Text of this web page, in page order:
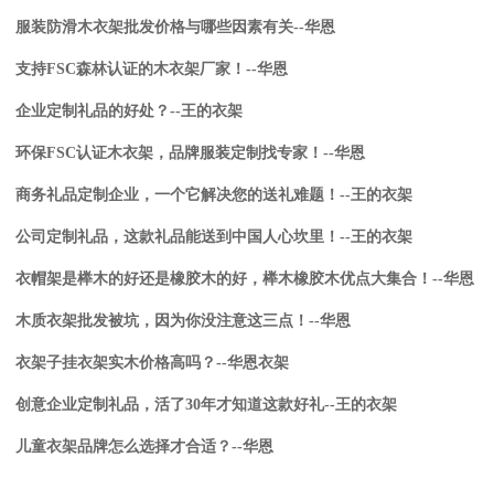
服装防滑木衣架批发价格与哪些因素有关--华恩
支持FSC森林认证的木衣架厂家！--华恩
企业定制礼品的好处？--王的衣架
环保FSC认证木衣架，品牌服装定制找专家！--华恩
商务礼品定制企业，一个它解决您的送礼难题！--王的衣架
公司定制礼品，这款礼品能送到中国人心坎里！--王的衣架
衣帽架是榉木的好还是橡胶木的好，榉木橡胶木优点大集合！--华恩
木质衣架批发被坑，因为你没注意这三点！--华恩
衣架子挂衣架实木价格高吗？--华恩衣架
创意企业定制礼品，活了30年才知道这款好礼--王的衣架
儿童衣架品牌怎么选择才合适？--华恩